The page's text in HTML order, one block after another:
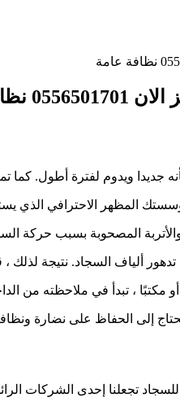
جديدا ويدوم لفترة أطول. كما
المظهر الاحترافي الذي
المصحوبة بسبب حركة
ألياف السجاد. نتيجة لذلك
، تبدأ في ملاحظته من
إلى الحفاظ على نضارة
تجعلنا إحدى الشركات